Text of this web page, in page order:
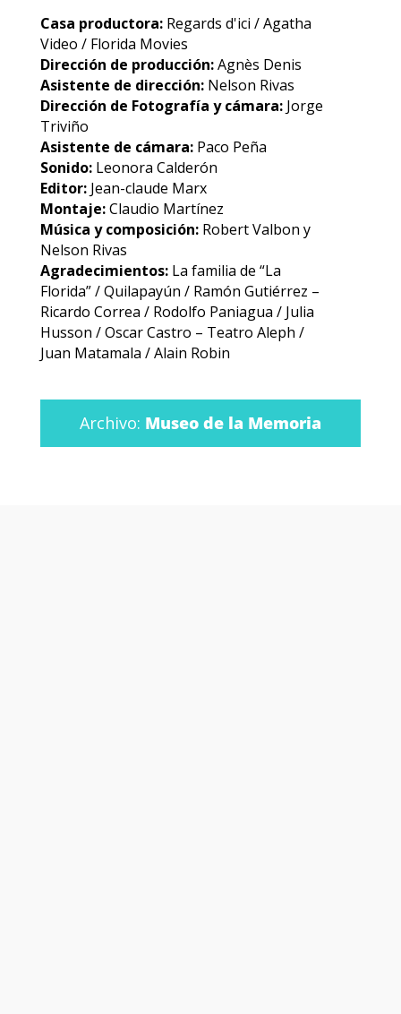
Casa productora:Regards d'ici / Agatha
Video / Florida Movies
Dirección de producción:Agnès Denis
Asistente de dirección:Nelson Rivas
Dirección de Fotografía y cámara:Jorge
Triviño
Asistente de cámara:Paco Peña
Sonido:Leonora Calderón
Editor:Jean-claude Marx
Montaje:Claudio Martínez
Música y composición:Robert Valbon y
Nelson Rivas
Agradecimientos:La familia de “La
Florida” / Quilapayún / Ramón Gutiérrez –
Ricardo Correa / Rodolfo Paniagua / Julia
Husson / Oscar Castro – Teatro Aleph /
Juan Matamala / Alain Robin
Archivo: Museo de la Memoria